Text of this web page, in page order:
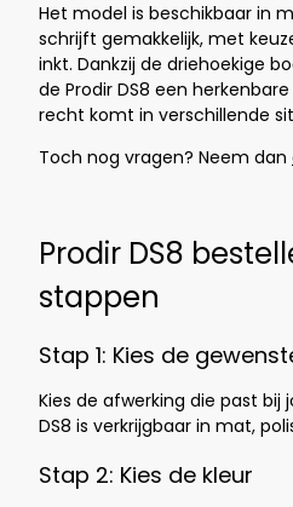
Het model is beschikbaar in
schrijft gemakkelijk, met
inkt. Dankzij de driehoekige
de Prodir DS8 een
recht komt in verschillende
Toch nog vragen? Neem dan
Prodir DS8
stappen
Stap 1: Kies de
Kies de afwerking die past bij
DS8 is verkrijgbaar in mat,
Stap 2: Kies de kleur